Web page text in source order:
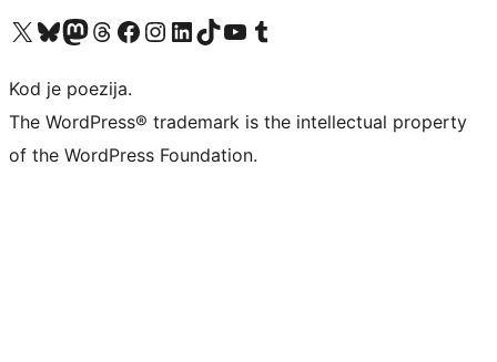
Visit our X (formerly Twitter) account
Visit our Bluesky account
Visit our Mastodon account
Visit our Threads account
Visit our Facebook page
Visit our Instagram account
Visit our LinkedIn account
Visit our TikTok account
Visit our YouTube channel
Visit our Tumblr account
Kod je poezija.
The WordPress® trademark is the intellectual property
of the WordPress Foundation.